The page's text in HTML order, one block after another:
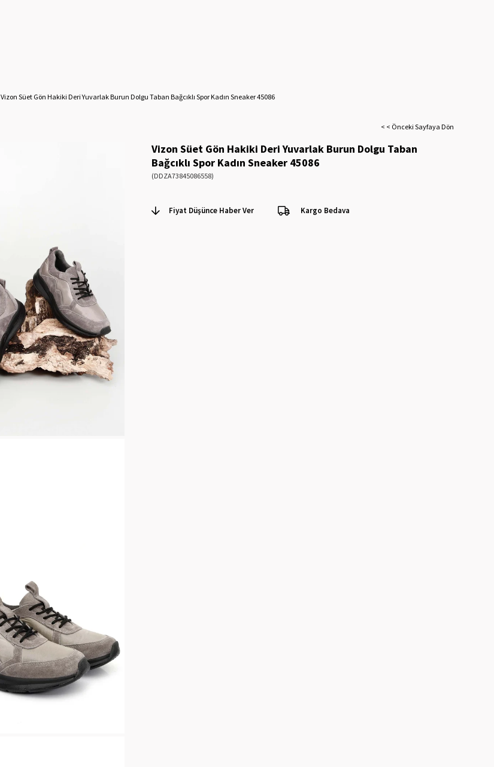
Vizon Süet Gön Hakiki Deri Yuvarlak Burun Dolgu Taban Bağcıklı Spor Kadın Sneaker 45086
< < Önceki Sayfaya Dön
Vizon Süet Gön Hakiki Deri Yuvarlak Burun Dolgu Taban
Bağcıklı Spor Kadın Sneaker 45086
(DDZA73845086558)
Fiyat Düşünce Haber Ver Kargo Bedava